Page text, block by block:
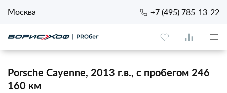
Москва +7 (495) 785-13-22
Porsche Cayenne, 2013 г.в., с пробегом 246
160 км